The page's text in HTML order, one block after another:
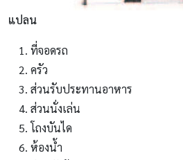
แปลน
ที่จอดรถ
ครัว
ส่วนรับประทานอาหาร
ส่วนนั่งเล่น
โถงบันได
ห้องน้ำ